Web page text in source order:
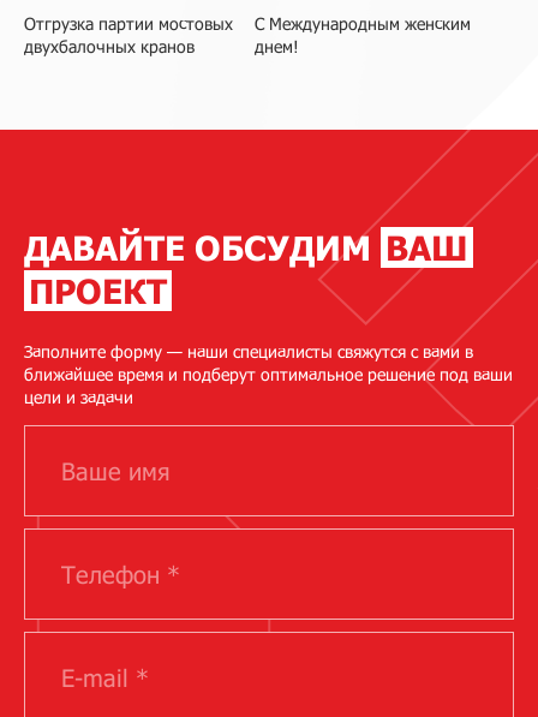
Отгрузка партии мостовых
двухбалочных кранов
С Международным женским
днем!
ДАВАЙТЕ ОБСУДИМ ВАШ
ПРОЕКТ
Заполните форму — наши специалисты свяжутся с вами в
ближайшее время и подберут оптимальное решение под ваши
цели и задачи